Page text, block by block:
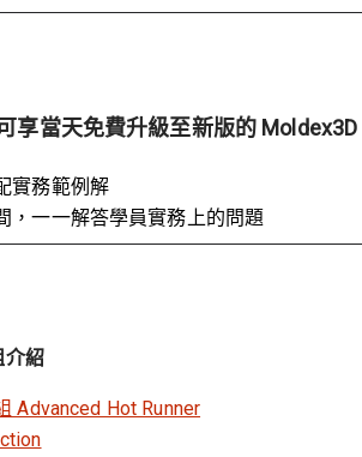
享當天免費升級至新版的 Moldex3D
實務範例解
，一一解答學員實務上的問題
介紹
Advanced Hot Runner